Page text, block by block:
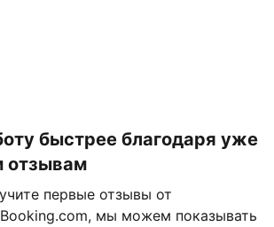
быстрее благодаря уже
отзывам
первые отзывы от
Booking.com, мы можем показывать